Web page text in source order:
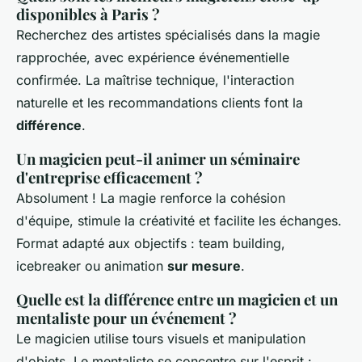
disponibles à Paris ?
Recherchez des artistes spécialisés dans la magie
rapprochée, avec expérience événementielle
confirmée. La maîtrise technique, l'interaction
naturelle et les recommandations clients font la
différence.
Un magicien peut-il animer un séminaire
d'entreprise efficacement ?
Absolument ! La magie renforce la cohésion
d'équipe, stimule la créativité et facilite les échanges.
Format adapté aux objectifs : team building,
icebreaker ou animation sur mesure.
Quelle est la différence entre un magicien et un
mentaliste pour un événement ?
Le magicien utilise tours visuels et manipulation